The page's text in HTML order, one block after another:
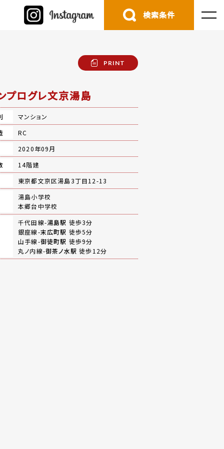
検索条件
PRINT
プログレ文京湯島
マンション
RC
2020年09月
14階建
東京都文京区湯島3丁目12-13
湯島小学校
本郷台中学校
千代田線-湯島駅 徒歩3分
銀座線-末広町駅 徒歩5分
山手線-御徒町駅 徒歩9分
丸ノ内線-御茶ノ水駅 徒歩12分